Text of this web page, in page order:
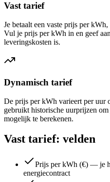
Vast tarief
Je betaalt een vaste prijs per
Vul je prijs per kWh in en geef
leveringskosten is.
Dynamisch tarief
De prijs per kWh varieert per uur
gebruikt historische uurprijzen
mogelijk te berekenen.
Vast tarief: velden
Prijs per kWh (€) — je
energiecontract